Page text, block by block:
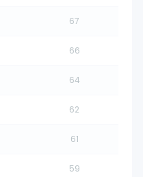
67
66
64
62
61
59